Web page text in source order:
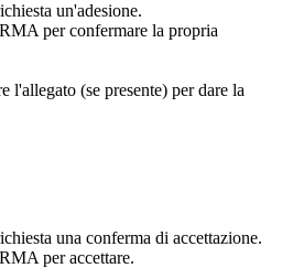
un'adesione.
per confermare la propria
l'allegato (se presente) per dare la
una conferma di accettazione.
per accettare.